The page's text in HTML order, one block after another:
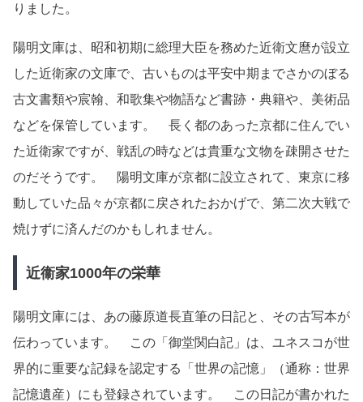
りました。
陽明文庫は、昭和初期に総理大臣を務めた近衛文麿が設立
した近衛家の文庫で、古いものは平安中期までさかのぼる
古文書類や宸翰、和歌集や物語など書跡・典籍や、美術品
などを保管しています。 長く都のあった京都に住んでい
た近衛家ですが、戦乱の時などは貴重な文物を疎開させた
のだそうです。 陽明文庫が京都に設立されて、東京に移
動していた品々が京都に戻されたおかげで、第二次大戦で
焼けずに済んだのかもしれません。
近衞家1000年の栄華
陽明文庫には、あの藤原道長直筆の日記と、その古写本が
伝わっています。 この「御堂関白記」は、ユネスコが世
界的に重要な記録を認定する「世界の記憶」（通称：世界
記憶遺産）にも登録されています。 この日記が書かれた